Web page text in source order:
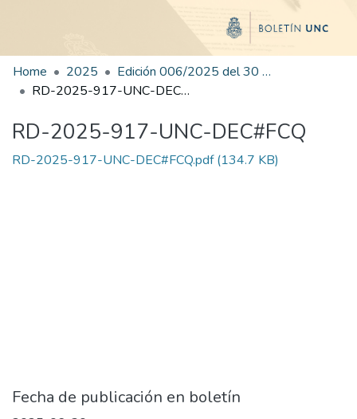
Home 2025
Edición 006/2025 del 30 de junio de 2025
RD-2025-917-UNC-DEC#FCQ
RD-2025-917-UNC-DEC#FCQ
RD-2025-917-UNC-DEC#FCQ.pdf(134.7 KB)
Fecha de publicación en boletín